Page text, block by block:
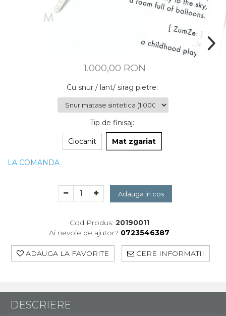
CUSTOM MADE
Animal Instinct
1.000,00 RON
Cu snur / lant/ sirag pietre:
Tip de finisaj:
Ciocanit Mat zgariat
LA COMANDA
Adauga in cos
Cod Produs: 20190011
Ai nevoie de ajutor? 0723546387
ADAUGA LA FAVORITE CERE INFORMATII
DESCRIERE